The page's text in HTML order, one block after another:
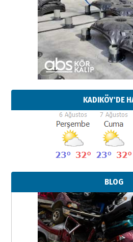
KADIKÖY'DE
BLOG